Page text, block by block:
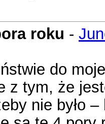
roku -
do
z tym, że
nie było